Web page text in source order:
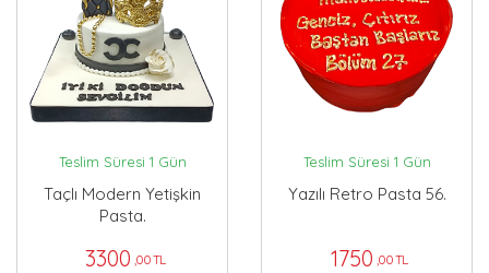
Teslim Süresi 1 Gün
Taçlı Modern Yetişkin
Pasta.
3300 ,00 TL
Teslim Süresi 1 Gün
Yazılı Retro Pasta 56.
1750 ,00 TL